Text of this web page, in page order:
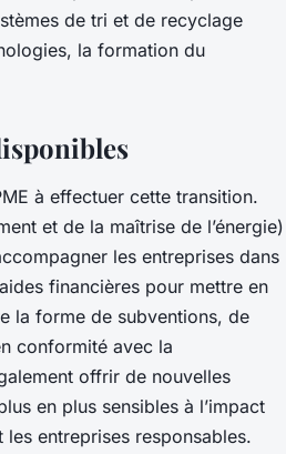
de tri et de recyclage
la formation du
à effectuer cette transition.
et de la maîtrise de l’énergie)
les entreprises dans
financières pour mettre en
la forme de subventions, de
conformité avec la
offrir de nouvelles
en plus sensibles à l’impact
entreprises responsables.